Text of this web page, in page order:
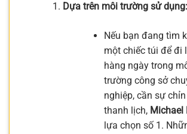
Dựa trên môi trường sử dụng:
Nếu bạn đang tìm
một chiếc túi để đi
hàng ngày trong
trường công sở
nghiệp, cần sự
thanh lịch, Michael
lựa chọn số 1.